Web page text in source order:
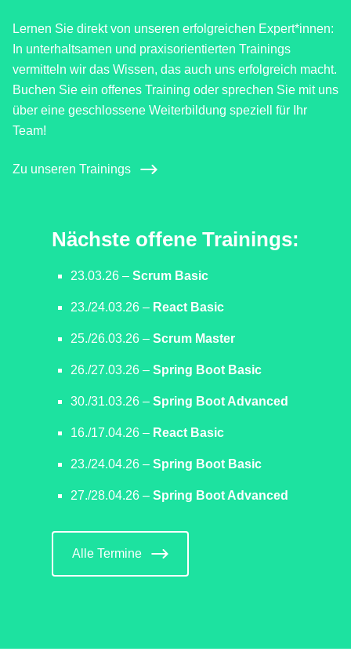
Lernen Sie direkt von unseren erfolgreichen Expert*innen:
In unterhaltsamen und praxisorientierten Trainings
vermitteln wir das Wissen, das auch uns erfolgreich macht.
Buchen Sie ein offenes Training oder sprechen Sie mit uns
über eine geschlossene Weiterbildung speziell für Ihr
Team!
Zu unseren Trainings
Nächste offene Trainings:
23.03.26 – Scrum Basic
23./24.03.26 – React Basic
25./26.03.26 – Scrum Master
26./27.03.26 – Spring Boot Basic
30./31.03.26 – Spring Boot Advanced
16./17.04.26 – React Basic
23./24.04.26 – Spring Boot Basic
27./28.04.26 – Spring Boot Advanced
Alle Termine